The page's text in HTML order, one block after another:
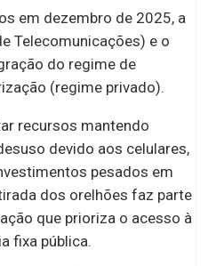
em dezembro de 2025, a
Telecomunicações) e o
do regime de
(regime privado).
recursos mantendo
devido aos celulares,
pesados em
dos orelhões faz parte
que prioriza o acesso à
fixa pública.